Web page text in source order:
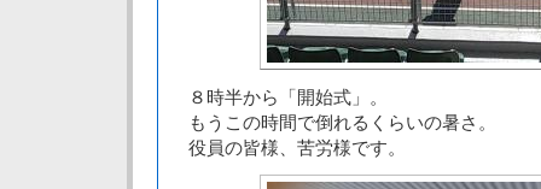
８時半から「開始式」。
もうこの時間で倒れるくらいの暑さ。
役員の皆様、苦労様です。